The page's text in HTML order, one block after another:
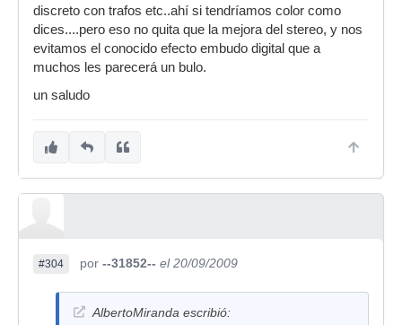
discreto con trafos etc..ahí si tendríamos color como
dices....pero eso no quita que la mejora del stereo, y nos
evitamos el conocido efecto embudo digital que a
muchos les parecerá un bulo.
un saludo
#304 por --31852-- el 20/09/2009
AlbertoMiranda escribió: